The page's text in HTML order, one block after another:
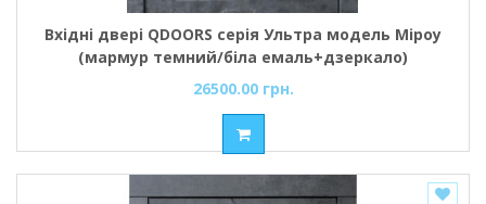
Вхідні двері QDOORS серія Ультра модель Міроу
(мармур темний/біла емаль+дзеркало)
26500.00 грн.